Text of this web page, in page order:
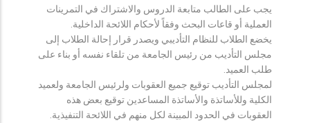
يجب على الطالب متابعة الدروس والاشتراك في التمرينات
العملية أو قاعات البحث وفقاً لأحكام اللائحة الداخلية.
يخضع الطلاب للنظام التأديبي ويصدر قرار إحالة الطلاب إلى
مجلس التأديب من رئيس الجامعة من تلقاء نفسه أو بناء على
طلب العميد.
لمجلس التأديب توقيع جميع العقوبات ولرئيس الجامعة ولعميد
الكلية وللأساتذة والأساتذة المساعدين توقيع بعض هذه
العقوبات في الحدود المبينة لكل منهم في اللائحة التنفيذية.